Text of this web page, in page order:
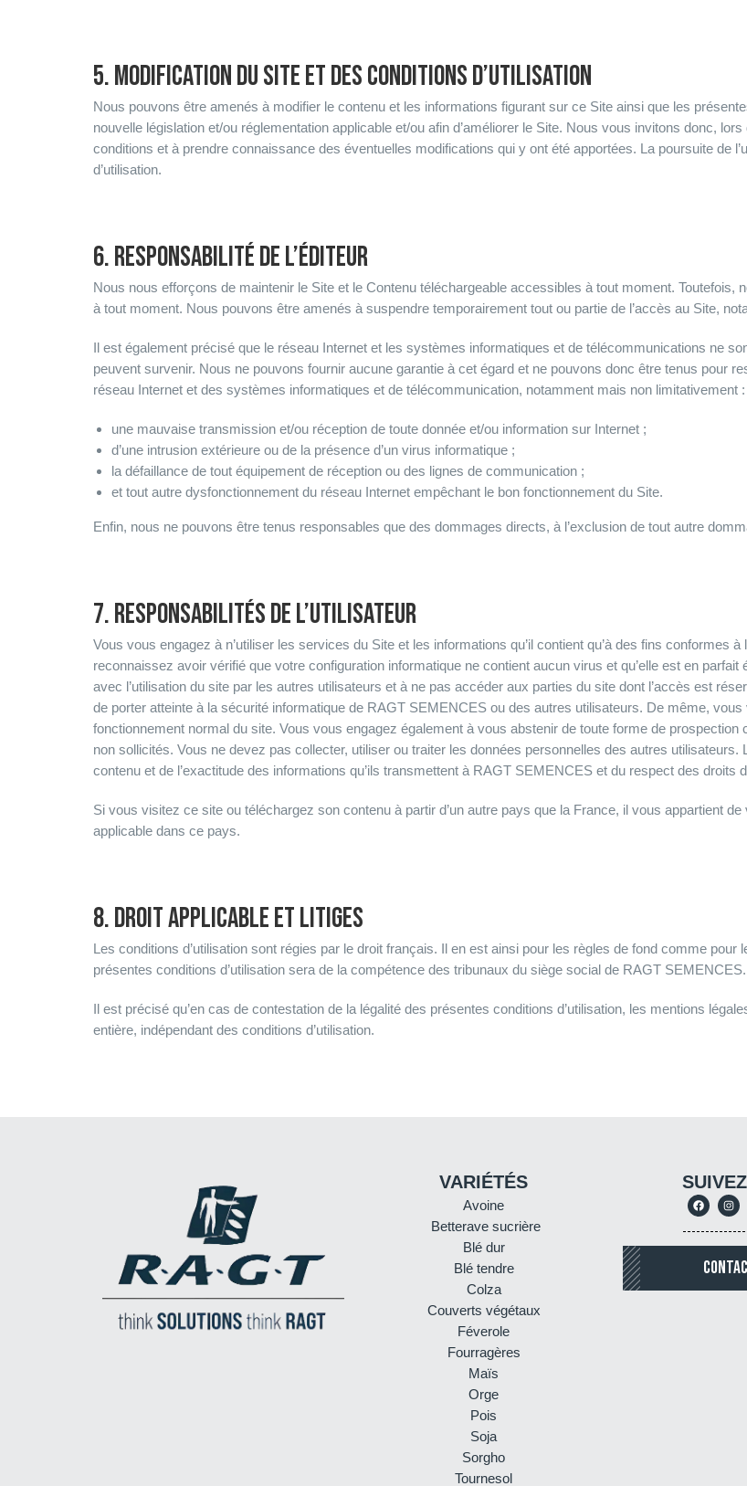
5. MODIFICATION DU SITE ET DES CONDITIONS D’UTILISATION
Nous pouvons être amenés à modifier le contenu et les informations figurant sur ce Site ainsi que les
nouvelle législation et/ou réglementation applicable et/ou afin d’améliorer le Site. Nous vous invitons donc,
conditions et à prendre connaissance des éventuelles modifications qui y ont été apportées. La poursuite de
d’utilisation.
6. RESPONSABILITÉ DE L’ÉDITEUR
Nous nous efforçons de maintenir le Site et le Contenu téléchargeable accessibles à tout moment.
à tout moment. Nous pouvons être amenés à suspendre temporairement tout ou partie de l’accès au Site,
Il est également précisé que le réseau Internet et les systèmes informatiques et de télécommunications ne
peuvent survenir. Nous ne pouvons fournir aucune garantie à cet égard et ne pouvons donc être tenus pour
réseau Internet et des systèmes informatiques et de télécommunication, notamment mais non limitativement :
une mauvaise transmission et/ou réception de toute donnée et/ou information sur Internet ;
d’une intrusion extérieure ou de la présence d’un virus informatique ;
la défaillance de tout équipement de réception ou des lignes de communication ;
et tout autre dysfonctionnement du réseau Internet empêchant le bon fonctionnement du Site.
Enfin, nous ne pouvons être tenus responsables que des dommages directs, à l’exclusion de tout autre
7. RESPONSABILITÉS DE L’UTILISATEUR
Vous vous engagez à n’utiliser les services du Site et les informations qu’il contient qu’à des fins conformes
reconnaissez avoir vérifié que votre configuration informatique ne contient aucun virus et qu’elle est en
avec l’utilisation du site par les autres utilisateurs et à ne pas accéder aux parties du site dont l’accès est
de porter atteinte à la sécurité informatique de RAGT SEMENCES ou des autres utilisateurs. De même,
fonctionnement normal du site. Vous vous engagez également à vous abstenir de toute forme de
non sollicités. Vous ne devez pas collecter, utiliser ou traiter les données personnelles des autres
contenu et de l’exactitude des informations qu’ils transmettent à RAGT SEMENCES et du respect des droits
Si vous visitez ce site ou téléchargez son contenu à partir d’un autre pays que la France, il vous appartient
applicable dans ce pays.
8. DROIT APPLICABLE ET LITIGES
Les conditions d’utilisation sont régies par le droit français. Il en est ainsi pour les règles de fond comme pour
présentes conditions d’utilisation sera de la compétence des tribunaux du siège social de RAGT SEMENCES.
Il est précisé qu’en cas de contestation de la légalité des présentes conditions d’utilisation, les mentions
entière, indépendant des conditions d’utilisation.
VARIÉTÉS
Avoine
Betterave sucrière
Blé dur
Blé tendre
Colza
Couverts végétaux
Féverole
Fourragères
Maïs
Orge
Pois
Soja
Sorgho
Tournesol